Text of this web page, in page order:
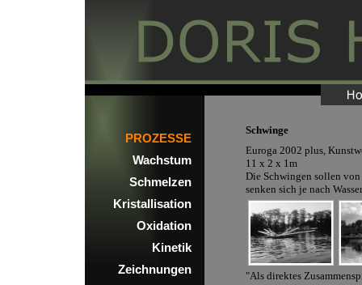
PROZESSE
Wachstum
Schmelzen
Kristallisation
Oxidation
Kinetik
Zeichnungen
Schwinge
Euroga 2002 plus,
11 x 2 x 1m
Die Schwingen sollen
senken sich je nach
"Als direktes